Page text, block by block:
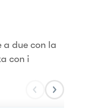
due con la
con i